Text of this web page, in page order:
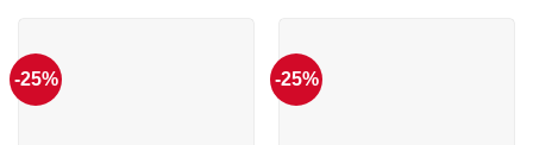
1.276.000₫.
-25% -25%